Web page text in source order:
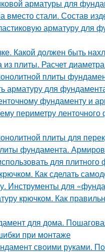
арматуры для
вместо стали. Состав
арматуру для
Какой должен быть
плиты. Расчет
плиты
арматуру для
фундаменту и
периметру
плиты для
фундамента.
для
Как сделать
Инструменты для
крючком. Как
для дома.
при монтаже
своими руками.